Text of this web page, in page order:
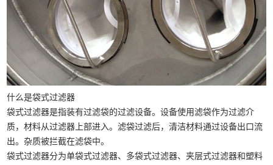
什么是袋式过滤器
袋式过滤器是指装有过滤袋的过滤设备。设备使用滤袋作为过滤介
质，材料从过滤器上部进入。滤袋过滤后，清洁材料通过设备出口流
出。杂质被拦截在滤袋中。
袋式过滤器分为单袋式过滤器、多袋式过滤器、夹层式过滤器和塑料